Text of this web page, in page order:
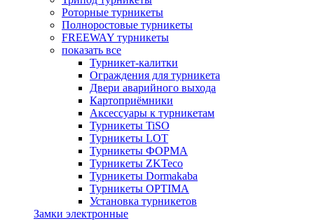
Роторные турникеты
Полноростовые турникеты
FREEWAY турникеты
показать все
Турникет-калитки
Ограждения для турникета
Двери аварийного выхода
Картоприёмники
Аксессуары к турникетам
Турникеты TiSO
Турникеты LOT
Турникеты ФОРМА
Турникеты ZKTeco
Турникеты Dormakaba
Турникеты OPTIMA
Установка турникетов
Замки электронные